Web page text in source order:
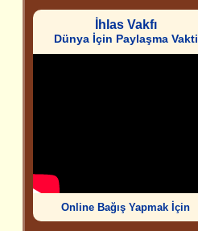
İhlas Vakfı
Dünya İçin Paylaşma Vakti
Online Bağış Yapmak İçin